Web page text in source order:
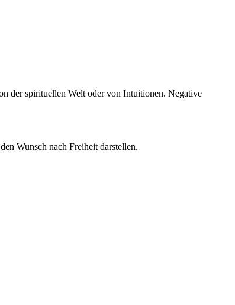
der spirituellen Welt oder von Intuitionen. Negative
Wunsch nach Freiheit darstellen.